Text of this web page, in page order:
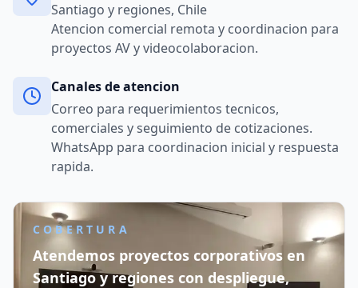
Santiago y regiones, Chile
Atencion comercial remota y coordinacion para
proyectos AV y videocolaboracion.
Canales de atencion
Correo para requerimientos tecnicos,
comerciales y seguimiento de cotizaciones.
WhatsApp para coordinacion inicial y respuesta
rapida.
COBERTURA
Atendemos proyectos corporativos en
Santiago y regiones con despliegue,